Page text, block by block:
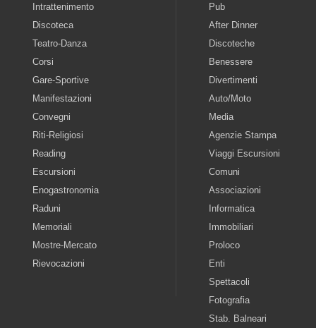
Intrattenimento
Discoteca
Teatro-Danza
Corsi
Gare-Sportive
Manifestazioni
Convegni
Riti-Religiosi
Reading
Escursioni
Enogastronomia
Raduni
Memoriali
Mostre-Mercato
Rievocazioni
Pub
After Dinner
Discoteche
Benessere
Divertimenti
Auto/Moto
Media
Agenzie Stampa
Viaggi Escursioni
Comuni
Associazioni
Informatica
Immobiliari
Proloco
Enti
Spettacoli
Fotografia
Stab. Balneari